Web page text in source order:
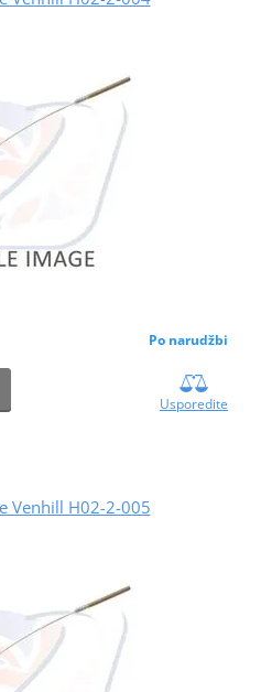
Po narudžbi
Usporedite
Venhill H02-2-005